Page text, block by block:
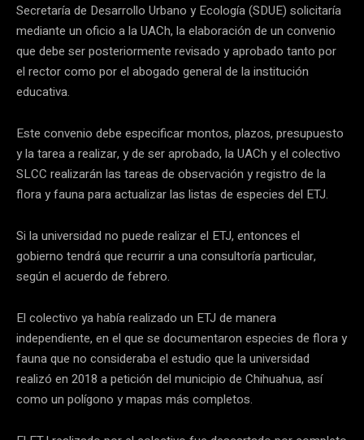
Secretaría de Desarrollo Urbano y Ecología (SDUE) solicitaría
mediante un oficio a la UACh, la elaboración de un convenio
que debe ser posteriormente revisado y aprobado tanto por
el rector como por el abogado general de la institución
educativa.
Este convenio debe especificar montos, plazos, presupuesto
y la tarea a realizar, y de ser aprobado, la UACh y el colectivo
SLCC realizarán las tareas de observación y registro de la
flora y fauna para actualizar las listas de especies del ETJ.
Si la universidad no puede realizar el ETJ, entonces el
gobierno tendrá que recurrir a una consultoría particular,
según el acuerdo de febrero.
El colectivo ya había realizado un ETJ de manera
independiente, en el que se documentaron especies de flora y
fauna que no consideraba el estudio que la universidad
realizó en 2018 a petición del municipio de Chihuahua, así
como un polígono y mapas más completos.